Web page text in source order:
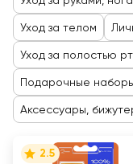
Уход за телом
Уход за полостью
Подарочные
Аксессуары,
2.5